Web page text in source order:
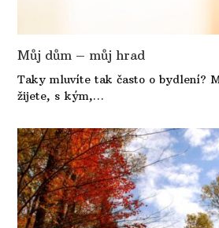
Můj dům – můj hrad
Taky mluvíte tak často o bydlení?
žijete, s kým,…